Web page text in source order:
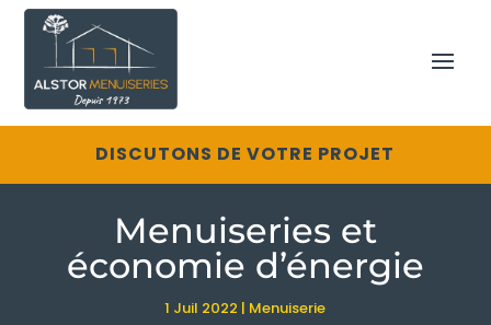
DISCUTONS DE VOTRE PROJET
Menuiseries et
économie d’énergie
1 Juil 2022 | Menuiserie